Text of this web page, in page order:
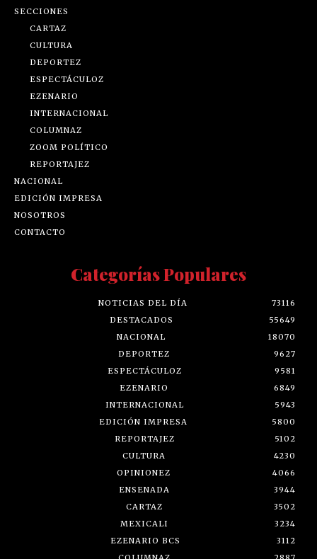
SECCIONES
CARTAZ
CULTURA
DEPORTEZ
ESPECTÁCULOZ
EZENARIO
INTERNACIONAL
COLUMNAZ
ZOOM POLÍTICO
REPORTAJEZ
NACIONAL
EDICIÓN IMPRESA
NOSOTROS
CONTACTO
Categorías Populares
NOTICIAS DEL DÍA
73116
DESTACADOS
55649
NACIONAL
18070
DEPORTEZ
9627
ESPECTÁCULOZ
9581
EZENARIO
6849
INTERNACIONAL
5943
EDICIÓN IMPRESA
5800
REPORTAJEZ
5102
CULTURA
4230
OPINIONEZ
4066
ENSENADA
3944
CARTAZ
3502
MEXICALI
3234
EZENARIO BCS
3112